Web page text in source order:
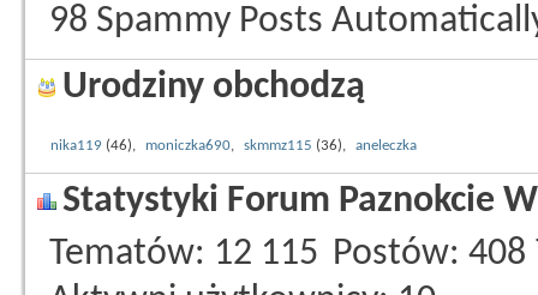
98 Spammy Posts
Urodziny obchodzą
nika119 (46), moniczka690, skmmz115 (36), aneleczka
Statystyki Forum Paznokcie
Tematów 12 115 Postów 408